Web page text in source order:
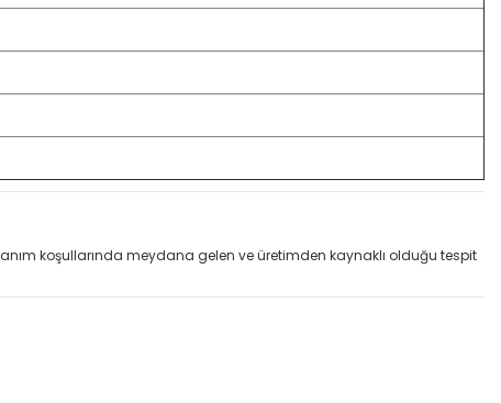
koşullarında meydana gelen ve üretimden kaynaklı olduğu tespit